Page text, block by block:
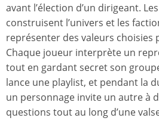
avant l’élection d’un dirigeant.
construisent l’univers et les
représenter des valeurs choisies
Chaque joueur interprète un
tout en gardant secret son
lance une playlist, et pendant la
un personnage invite un autre à
questions tout au long d’une